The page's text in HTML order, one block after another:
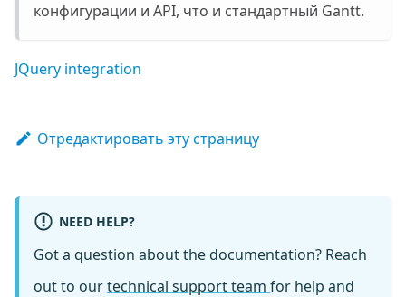
конфигурации и API, что и стандартный Gantt.
JQuery integration
Отредактировать эту страницу
NEED HELP?
Got a question about the documentation? Reach
out to ourtechnical support team for help and